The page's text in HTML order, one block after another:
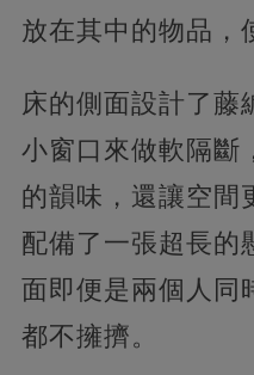
放在其中的物品，
床的側面設計了藤
小窗口來做軟隔斷
的韻味，還讓空間
配備了一張超長的
面即便是兩個人同
都不擁擠。